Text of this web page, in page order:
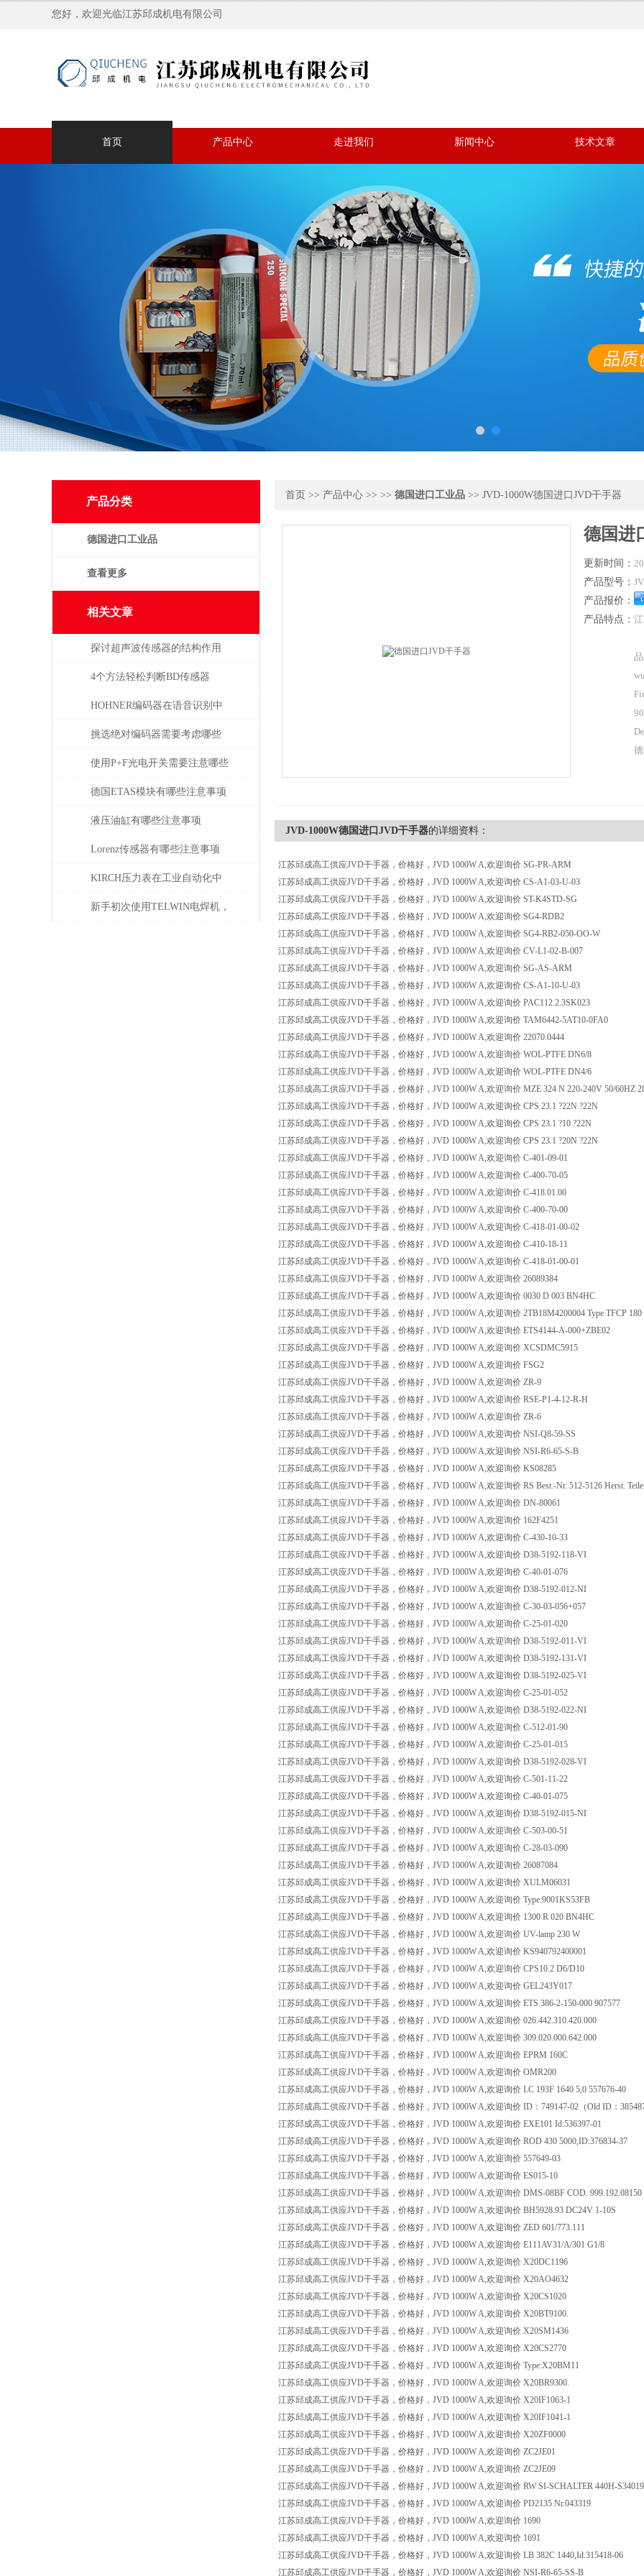
您好，欢迎光临江苏邱成机电有限公司
首页 产品中心 走进我们 新闻中心 技术文章
产品分类
德国进口工业品
查看更多
相关文章
探讨超声波传感器的结构作用
4个方法轻松判断BD传感器
DMP的好坏，不信试一试
HOHNER编码器在语音识别中
有什么应用
挑选绝对编码器需要考虑哪些
问题
使用P+F光电开关需要注意哪些
问题？
德国ETAS模块有哪些注意事项
液压油缸有哪些注意事项
Lorenz传感器有哪些注意事项
KIRCH压力表在工业自动化中
的角色与价值
新手初次使用TELWIN电焊机，
首页 >> 产品中心 >> >> 德国进口工业品 >> JVD-1000W德国进口JVD干手器
德国进
更新时间：
产品型号：
产品报价：
产品特点：
JVD-1000W德国进口JVD干手器的详细资料：
江苏邱成高工供应JVD干手器，价格好，JVD 1000W A,欢迎询价 SG-PR-ARM
江苏邱成高工供应JVD干手器，价格好，JVD 1000W A,欢迎询价 CS-A1-03-U-03
江苏邱成高工供应JVD干手器，价格好，JVD 1000W A,欢迎询价 ST-K4STD-SG
江苏邱成高工供应JVD干手器，价格好，JVD 1000W A,欢迎询价 SG4-RDB2
江苏邱成高工供应JVD干手器，价格好，JVD 1000W A,欢迎询价 SG4-RB2-050-OO-W
江苏邱成高工供应JVD干手器，价格好，JVD 1000W A,欢迎询价 CV-L1-02-B-007
江苏邱成高工供应JVD干手器，价格好，JVD 1000W A,欢迎询价 SG-AS-ARM
江苏邱成高工供应JVD干手器，价格好，JVD 1000W A,欢迎询价 CS-A1-10-U-03
江苏邱成高工供应JVD干手器，价格好，JVD 1000W A,欢迎询价 PAC112.2.3SK023
江苏邱成高工供应JVD干手器，价格好，JVD 1000W A,欢迎询价 TAM6442-5AT10-0FA0
江苏邱成高工供应JVD干手器，价格好，JVD 1000W A,欢迎询价 22070.0444
江苏邱成高工供应JVD干手器，价格好，JVD 1000W A,欢迎询价 WOL-PTFE DN6/8
江苏邱成高工供应JVD干手器，价格好，JVD 1000W A,欢迎询价 WOL-PTFE DN4/6
江苏邱成高工供应JVD干手器，价格好，JVD 1000W A,欢迎询价 MZE 324 N 220-240V 50/60HZ
江苏邱成高工供应JVD干手器，价格好，JVD 1000W A,欢迎询价 CPS 23.1 ?22N ?22N
江苏邱成高工供应JVD干手器，价格好，JVD 1000W A,欢迎询价 CPS 23.1 ?10 ?22N
江苏邱成高工供应JVD干手器，价格好，JVD 1000W A,欢迎询价 CPS 23.1 ?20N ?22N
江苏邱成高工供应JVD干手器，价格好，JVD 1000W A,欢迎询价 C-401-09-01
江苏邱成高工供应JVD干手器，价格好，JVD 1000W A,欢迎询价 C-400-70-05
江苏邱成高工供应JVD干手器，价格好，JVD 1000W A,欢迎询价 C-418.01.00
江苏邱成高工供应JVD干手器，价格好，JVD 1000W A,欢迎询价 C-400-70-00
江苏邱成高工供应JVD干手器，价格好，JVD 1000W A,欢迎询价 C-418-01-00-02
江苏邱成高工供应JVD干手器，价格好，JVD 1000W A,欢迎询价 C-410-18-11
江苏邱成高工供应JVD干手器，价格好，JVD 1000W A,欢迎询价 C-418-01-00-01
江苏邱成高工供应JVD干手器，价格好，JVD 1000W A,欢迎询价 26089384
江苏邱成高工供应JVD干手器，价格好，JVD 1000W A,欢迎询价 0030 D 003 BN4HC
江苏邱成高工供应JVD干手器，价格好，JVD 1000W A,欢迎询价 2TB18M4200004 Type TFCP 180
江苏邱成高工供应JVD干手器，价格好，JVD 1000W A,欢迎询价 ETS4144-A-000+ZBE02
江苏邱成高工供应JVD干手器，价格好，JVD 1000W A,欢迎询价 XCSDMC5915
江苏邱成高工供应JVD干手器，价格好，JVD 1000W A,欢迎询价 FSG2
江苏邱成高工供应JVD干手器，价格好，JVD 1000W A,欢迎询价 ZR-9
江苏邱成高工供应JVD干手器，价格好，JVD 1000W A,欢迎询价 RSE-P1-4-12-R-H
江苏邱成高工供应JVD干手器，价格好，JVD 1000W A,欢迎询价 ZR-6
江苏邱成高工供应JVD干手器，价格好，JVD 1000W A,欢迎询价 NSI-Q8-59-SS
江苏邱成高工供应JVD干手器，价格好，JVD 1000W A,欢迎询价 NSI-R6-65-S-B
江苏邱成高工供应JVD干手器，价格好，JVD 1000W A,欢迎询价 KS08285
江苏邱成高工供应JVD干手器，价格好，JVD 1000W A,欢迎询价 RS Best.-Nr. 512-5126 Herst.
江苏邱成高工供应JVD干手器，价格好，JVD 1000W A,欢迎询价 DN-80061
江苏邱成高工供应JVD干手器，价格好，JVD 1000W A,欢迎询价 162F4251
江苏邱成高工供应JVD干手器，价格好，JVD 1000W A,欢迎询价 C-430-10-33
江苏邱成高工供应JVD干手器，价格好，JVD 1000W A,欢迎询价 D38-5192-118-VI
江苏邱成高工供应JVD干手器，价格好，JVD 1000W A,欢迎询价 C-40-01-076
江苏邱成高工供应JVD干手器，价格好，JVD 1000W A,欢迎询价 D38-5192-012-NI
江苏邱成高工供应JVD干手器，价格好，JVD 1000W A,欢迎询价 C-30-03-056+057
江苏邱成高工供应JVD干手器，价格好，JVD 1000W A,欢迎询价 C-25-01-020
江苏邱成高工供应JVD干手器，价格好，JVD 1000W A,欢迎询价 D38-5192-011-VI
江苏邱成高工供应JVD干手器，价格好，JVD 1000W A,欢迎询价 D38-5192-131-VI
江苏邱成高工供应JVD干手器，价格好，JVD 1000W A,欢迎询价 D38-5192-025-VI
江苏邱成高工供应JVD干手器，价格好，JVD 1000W A,欢迎询价 C-25-01-052
江苏邱成高工供应JVD干手器，价格好，JVD 1000W A,欢迎询价 D38-5192-022-NI
江苏邱成高工供应JVD干手器，价格好，JVD 1000W A,欢迎询价 C-512-01-90
江苏邱成高工供应JVD干手器，价格好，JVD 1000W A,欢迎询价 C-25-01-015
江苏邱成高工供应JVD干手器，价格好，JVD 1000W A,欢迎询价 D38-5192-028-VI
江苏邱成高工供应JVD干手器，价格好，JVD 1000W A,欢迎询价 C-501-11-22
江苏邱成高工供应JVD干手器，价格好，JVD 1000W A,欢迎询价 C-40-01-075
江苏邱成高工供应JVD干手器，价格好，JVD 1000W A,欢迎询价 D38-5192-015-NI
江苏邱成高工供应JVD干手器，价格好，JVD 1000W A,欢迎询价 C-503-00-51
江苏邱成高工供应JVD干手器，价格好，JVD 1000W A,欢迎询价 C-28-03-090
江苏邱成高工供应JVD干手器，价格好，JVD 1000W A,欢迎询价 26087084
江苏邱成高工供应JVD干手器，价格好，JVD 1000W A,欢迎询价 XULM06031
江苏邱成高工供应JVD干手器，价格好，JVD 1000W A,欢迎询价 Type:9001KS53FB
江苏邱成高工供应JVD干手器，价格好，JVD 1000W A,欢迎询价 1300 R 020 BN4HC
江苏邱成高工供应JVD干手器，价格好，JVD 1000W A,欢迎询价 UV-lamp 230 W
江苏邱成高工供应JVD干手器，价格好，JVD 1000W A,欢迎询价 KS940792400001
江苏邱成高工供应JVD干手器，价格好，JVD 1000W A,欢迎询价 CPS10.2 D6/D10
江苏邱成高工供应JVD干手器，价格好，JVD 1000W A,欢迎询价 GEL243Y017
江苏邱成高工供应JVD干手器，价格好，JVD 1000W A,欢迎询价 ETS 386-2-150-000 907577
江苏邱成高工供应JVD干手器，价格好，JVD 1000W A,欢迎询价 026.442.310.420.000
江苏邱成高工供应JVD干手器，价格好，JVD 1000W A,欢迎询价 309.020.000.642.000
江苏邱成高工供应JVD干手器，价格好，JVD 1000W A,欢迎询价 EPRM 160C
江苏邱成高工供应JVD干手器，价格好，JVD 1000W A,欢迎询价 OMR200
江苏邱成高工供应JVD干手器，价格好，JVD 1000W A,欢迎询价 LC 193F 1640 5,0 557676-40
江苏邱成高工供应JVD干手器，价格好，JVD 1000W A,欢迎询价 ID：749147-02（Old ID：
江苏邱成高工供应JVD干手器，价格好，JVD 1000W A,欢迎询价 EXE101 Id:536397-01
江苏邱成高工供应JVD干手器，价格好，JVD 1000W A,欢迎询价 ROD 430 5000,ID:376834-37
江苏邱成高工供应JVD干手器，价格好，JVD 1000W A,欢迎询价 557649-03
江苏邱成高工供应JVD干手器，价格好，JVD 1000W A,欢迎询价 ES015-10
江苏邱成高工供应JVD干手器，价格好，JVD 1000W A,欢迎询价 DMS-08BF COD. 999.192.08150
江苏邱成高工供应JVD干手器，价格好，JVD 1000W A,欢迎询价 BH5928.93 DC24V 1-10S
江苏邱成高工供应JVD干手器，价格好，JVD 1000W A,欢迎询价 ZED 601/773.111
江苏邱成高工供应JVD干手器，价格好，JVD 1000W A,欢迎询价 E111AV31/A/301 G1/8
江苏邱成高工供应JVD干手器，价格好，JVD 1000W A,欢迎询价 X20DC1196
江苏邱成高工供应JVD干手器，价格好，JVD 1000W A,欢迎询价 X20AO4632
江苏邱成高工供应JVD干手器，价格好，JVD 1000W A,欢迎询价 X20CS1020
江苏邱成高工供应JVD干手器，价格好，JVD 1000W A,欢迎询价 X20BT9100.
江苏邱成高工供应JVD干手器，价格好，JVD 1000W A,欢迎询价 X20SM1436
江苏邱成高工供应JVD干手器，价格好，JVD 1000W A,欢迎询价 X20CS2770
江苏邱成高工供应JVD干手器，价格好，JVD 1000W A,欢迎询价 Type:X20BM11
江苏邱成高工供应JVD干手器，价格好，JVD 1000W A,欢迎询价 X20BR9300.
江苏邱成高工供应JVD干手器，价格好，JVD 1000W A,欢迎询价 X20IF1063-1
江苏邱成高工供应JVD干手器，价格好，JVD 1000W A,欢迎询价 X20IF1041-1
江苏邱成高工供应JVD干手器，价格好，JVD 1000W A,欢迎询价 X20ZF0000
江苏邱成高工供应JVD干手器，价格好，JVD 1000W A,欢迎询价 ZC2JE01
江苏邱成高工供应JVD干手器，价格好，JVD 1000W A,欢迎询价 ZC2JE09
江苏邱成高工供应JVD干手器，价格好，JVD 1000W A,欢迎询价 RW SI-SCHALTER 440H-S34019
江苏邱成高工供应JVD干手器，价格好，JVD 1000W A,欢迎询价 PD2135 Nr.043319
江苏邱成高工供应JVD干手器，价格好，JVD 1000W A,欢迎询价 1690
江苏邱成高工供应JVD干手器，价格好，JVD 1000W A,欢迎询价 1691
江苏邱成高工供应JVD干手器，价格好，JVD 1000W A,欢迎询价 LB 382C 1440,Id.315418-06
江苏邱成高工供应JVD干手器，价格好，JVD 1000W A,欢迎询价 NSI-R6-65-SS-B